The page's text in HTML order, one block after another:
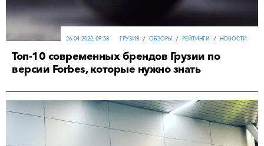
ГРУЗИЯ / ОБЗОРЫ / РЕЙТИНГИ / НОВОСТИ
26-04-2022, 09:58
Топ-10 современных брендов Грузии по
версии Forbes, которые нужно знать